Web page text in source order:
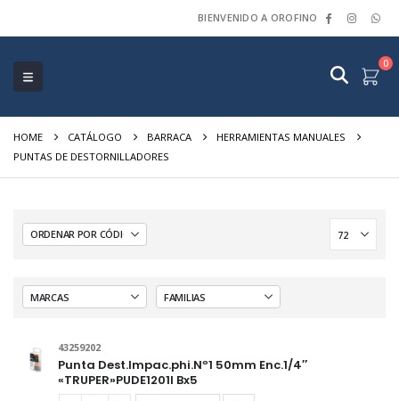
BIENVENIDO A OROFINO
0
HOME CATÁLOGO BARRACA
HERRAMIENTAS MANUALES
PUNTAS DE DESTORNILLADORES
43259202
Punta Dest.Impac.phi.Nº1 50mm Enc.1/4″
«TRUPER»PUDE1201I Bx5